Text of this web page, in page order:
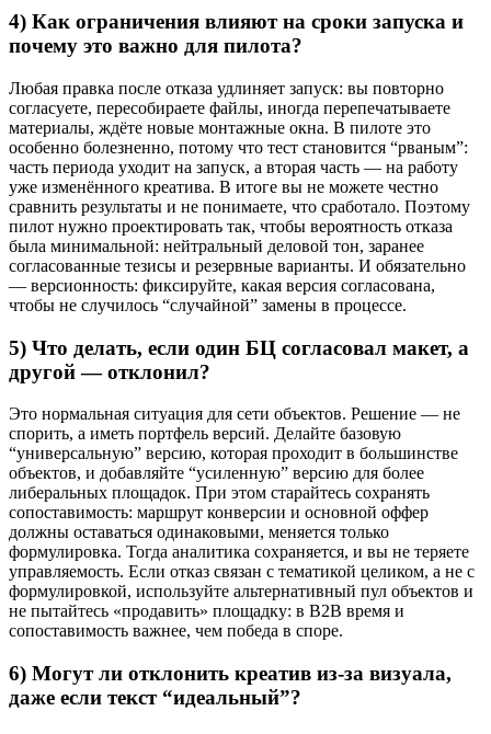
4) Как ограничения влияют на сроки запуска и
почему это важно для пилота?
Любая правка после отказа удлиняет запуск: вы повторно
согласуете, пересобираете файлы, иногда перепечатываете
материалы, ждёте новые монтажные окна. В пилоте это
особенно болезненно, потому что тест становится “рваным”:
часть периода уходит на запуск, а вторая часть — на работу
уже изменённого креатива. В итоге вы не можете честно
сравнить результаты и не понимаете, что сработало. Поэтому
пилот нужно проектировать так, чтобы вероятность отказа
была минимальной: нейтральный деловой тон, заранее
согласованные тезисы и резервные варианты. И обязательно
— версионность: фиксируйте, какая версия согласована,
чтобы не случилось “случайной” замены в процессе.
5) Что делать, если один БЦ согласовал макет, а
другой — отклонил?
Это нормальная ситуация для сети объектов. Решение — не
спорить, а иметь портфель версий. Делайте базовую
“универсальную” версию, которая проходит в большинстве
объектов, и добавляйте “усиленную” версию для более
либеральных площадок. При этом старайтесь сохранять
сопоставимость: маршрут конверсии и основной оффер
должны оставаться одинаковыми, меняется только
формулировка. Тогда аналитика сохраняется, и вы не теряете
управляемость. Если отказ связан с тематикой целиком, а не с
формулировкой, используйте альтернативный пул объектов и
не пытайтесь «продавить» площадку: в B2B время и
сопоставимость важнее, чем победа в споре.
6) Могут ли отклонить креатив из-за визуала,
даже если текст “идеальный”?